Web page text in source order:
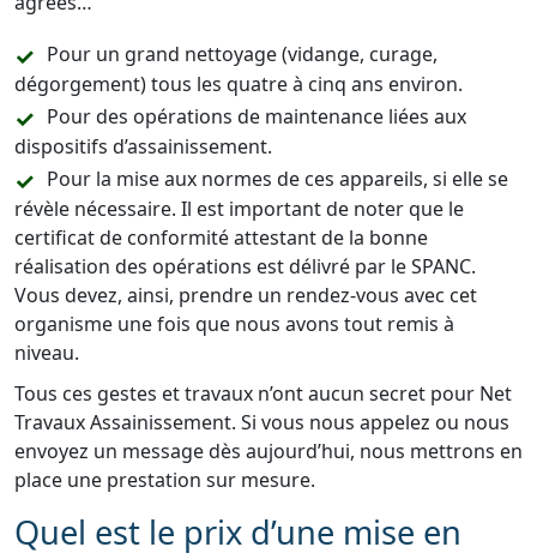
Pour un grand nettoyage (vidange, curage,
dégorgement) tous les quatre à cinq ans environ.
Pour des opérations de maintenance liées aux
dispositifs d’assainissement.
Pour la mise aux normes de ces appareils, si elle se
révèle nécessaire. Il est important de noter que le
certificat de conformité attestant de la bonne
réalisation des opérations est délivré par le SPANC.
Vous devez, ainsi, prendre un rendez-vous avec cet
organisme une fois que nous avons tout remis à
niveau.
Tous ces gestes et travaux n’ont aucun secret pour Net
Travaux Assainissement. Si vous nous appelez ou nous
envoyez un message dès aujourd’hui, nous mettrons en
place une prestation sur mesure.
Quel est le prix d’une mise en